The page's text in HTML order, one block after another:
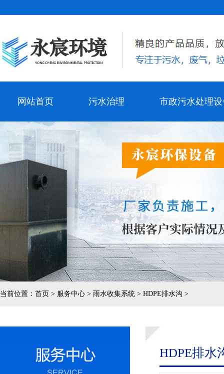
网站首页 污水治理 市政污水处理
当前位置： 首页 > 服务中心 > 雨水收集系统 > HDPE排水沟 >
HDPE排水